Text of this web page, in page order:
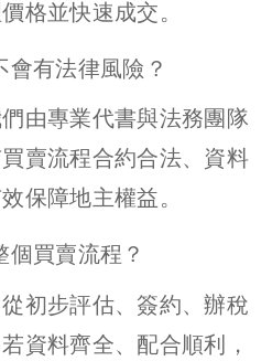
格並快速成交。
有法律風險？
由專業代書與法務團隊
賣流程合約合法、資料
保障地主權益。
買賣流程？
初步評估、簽約、辦稅
資料齊全、配合順利，